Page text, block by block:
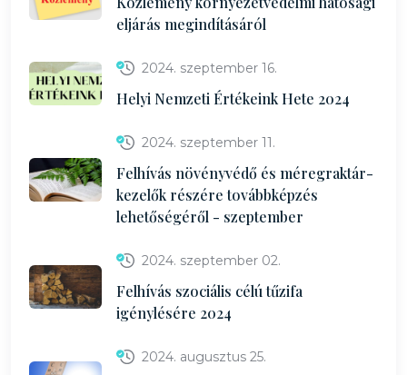
eljárás megindításáról
2024. szeptember 16.
Helyi Nemzeti Értékeink Hete 2024
2024. szeptember 11.
Felhívás növényvédő és méregraktár-
kezelők részére továbbképzés
lehetőségéről - szeptember
2024. szeptember 02.
Felhívás szociális célú tűzifa
igénylésére 2024
2024. augusztus 25.